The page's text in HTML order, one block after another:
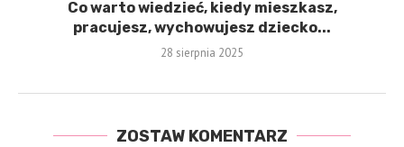
Co warto wiedzieć, kiedy mieszkasz,
pracujesz, wychowujesz dziecko...
28 sierpnia 2025
ZOSTAW KOMENTARZ